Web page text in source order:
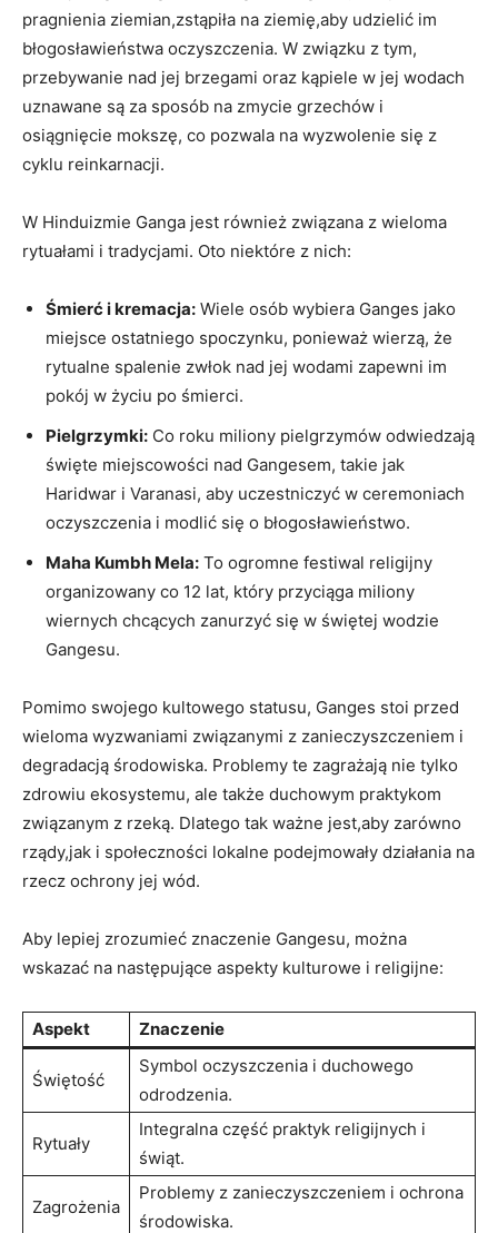
pragnienia ziemian,zstąpiła na ziemię,aby udzielić im
błogosławieństwa oczyszczenia. W związku z tym,
przebywanie nad jej brzegami oraz kąpiele w jej wodach
uznawane są za sposób na zmycie grzechów i
osiągnięcie mokszę, co pozwala na wyzwolenie się z
cyklu reinkarnacji.
W Hinduizmie Ganga jest również związana z wieloma
rytuałami i tradycjami. Oto niektóre z nich:
Śmierć i kremacja: Wiele osób wybiera Ganges jako
miejsce ostatniego spoczynku, ponieważ wierzą, że
rytualne spalenie zwłok nad jej wodami zapewni im
pokój w życiu po śmierci.
Pielgrzymki: Co roku miliony pielgrzymów odwiedzają
święte miejscowości nad Gangesem, takie jak
Haridwar i Varanasi, aby uczestniczyć w ceremoniach
oczyszczenia i modlić się o błogosławieństwo.
Maha Kumbh Mela: To ogromne festiwal religijny
organizowany co 12 lat, który przyciąga miliony
wiernych chcących zanurzyć się w świętej wodzie
Gangesu.
Pomimo swojego kultowego statusu, Ganges stoi przed
wieloma wyzwaniami związanymi z zanieczyszczeniem i
degradacją środowiska. Problemy te zagrażają nie tylko
zdrowiu ekosystemu, ale także duchowym praktykom
związanym z rzeką. Dlatego tak ważne jest,aby zarówno
rządy,jak i społeczności lokalne podejmowały działania na
rzecz ochrony jej wód.
Aby lepiej zrozumieć znaczenie Gangesu, można
wskazać na następujące aspekty kulturowe i religijne:
Aspekt Znaczenie
Świętość
Symbol oczyszczenia i duchowego
odrodzenia.
Rytuały
Integralna część praktyk religijnych i
świąt.
Zagrożenia
Problemy z zanieczyszczeniem i ochrona
środowiska.